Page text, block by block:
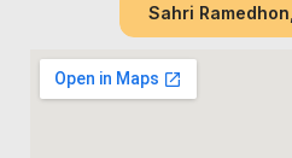
Sahri